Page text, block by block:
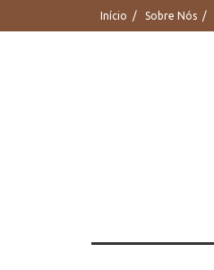
para
Início Sobre Nós